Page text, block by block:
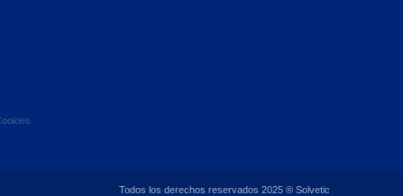
Todos los derechos reservados 2025 ® Solvetic